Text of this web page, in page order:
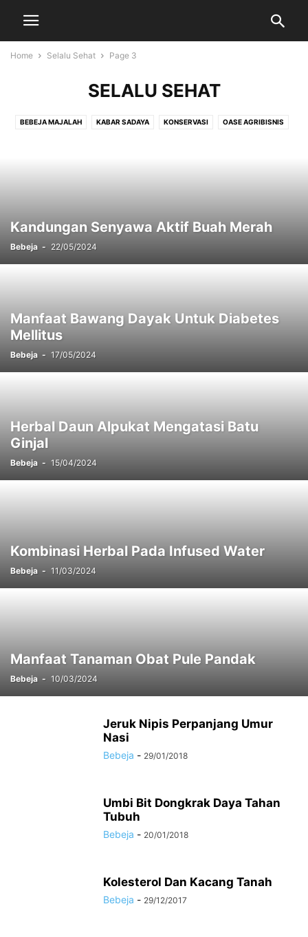
Home Selalu Sehat Page 3
SELALU SEHAT
BEBEJA MAJALAH KABAR SADAYA KONSERVASI OASE AGRIBISNIS
Kandungan Senyawa Aktif Buah Merah
Bebeja - 22/05/2024
Manfaat Bawang Dayak Untuk Diabetes
Mellitus
Bebeja - 17/05/2024
Herbal Daun Alpukat Mengatasi Batu
Ginjal
Bebeja - 15/04/2024
Kombinasi Herbal Pada Infused Water
Bebeja - 11/03/2024
Manfaat Tanaman Obat Pule Pandak
Bebeja - 10/03/2024
Jeruk Nipis Perpanjang Umur
Nasi
Bebeja - 29/01/2018
Umbi Bit Dongkrak Daya Tahan
Tubuh
Bebeja - 20/01/2018
Kolesterol Dan Kacang Tanah
Bebeja - 29/12/2017